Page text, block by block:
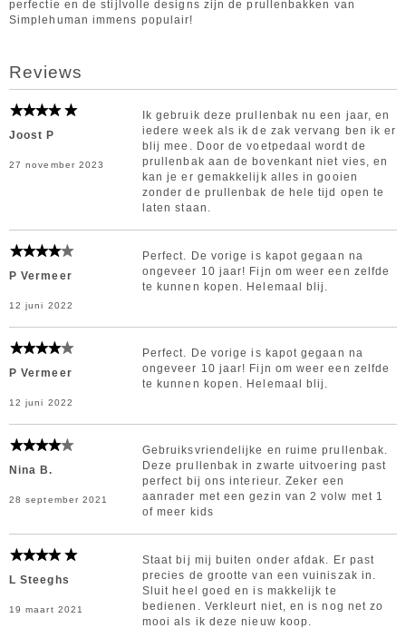
perfectie en de stijlvolle designs zijn de prullenbakken van
Simplehuman immens populair!
Reviews
Joost P
27 november 2023
Ik gebruik deze prullenbak nu een jaar, en
iedere week als ik de zak vervang ben ik er
blij mee. Door de voetpedaal wordt de
prullenbak aan de bovenkant niet vies, en
kan je er gemakkelijk alles in gooien
zonder de prullenbak de hele tijd open te
laten staan.
P Vermeer
12 juni 2022
Perfect. De vorige is kapot gegaan na
ongeveer 10 jaar! Fijn om weer een zelfde
te kunnen kopen. Helemaal blij.
P Vermeer
12 juni 2022
Perfect. De vorige is kapot gegaan na
ongeveer 10 jaar! Fijn om weer een zelfde
te kunnen kopen. Helemaal blij.
Nina B.
28 september 2021
Gebruiksvriendelijke en ruime prullenbak.
Deze prullenbak in zwarte uitvoering past
perfect bij ons interieur. Zeker een
aanrader met een gezin van 2 volw met 1
of meer kids
L Steeghs
19 maart 2021
Staat bij mij buiten onder afdak. Er past
precies de grootte van een vuiniszak in.
Sluit heel goed en is makkelijk te
bedienen. Verkleurt niet, en is nog net zo
mooi als ik deze nieuw koop.